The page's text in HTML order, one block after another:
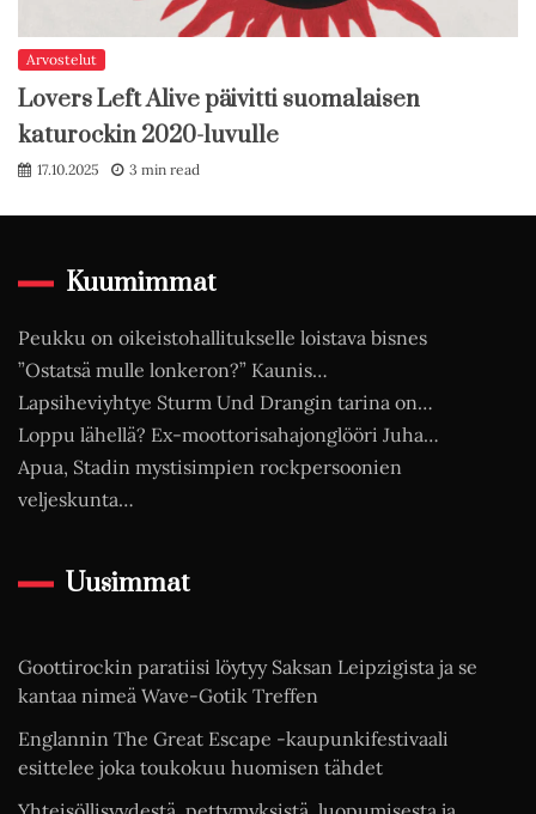
Arvostelut
Lovers Left Alive päivitti suomalaisen
katurockin 2020-luvulle
17.10.2025 3 min read
Kuumimmat
Peukku on oikeistohallitukselle loistava bisnes
”Ostatsä mulle lonkeron?” Kaunis…
Lapsiheviyhtye Sturm Und Drangin tarina on…
Loppu lähellä? Ex-moottorisahajonglööri Juha…
Apua, Stadin mystisimpien rockpersoonien
veljeskunta…
Uusimmat
Goottirockin paratiisi löytyy Saksan Leipzigista ja se
kantaa nimeä Wave-Gotik Treffen
Englannin The Great Escape -kaupunkifestivaali
esittelee joka toukokuu huomisen tähdet